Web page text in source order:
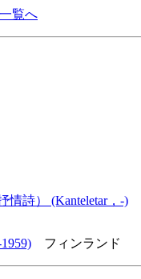
覧へ
情詩） (Kanteletar，-)
フィンランド